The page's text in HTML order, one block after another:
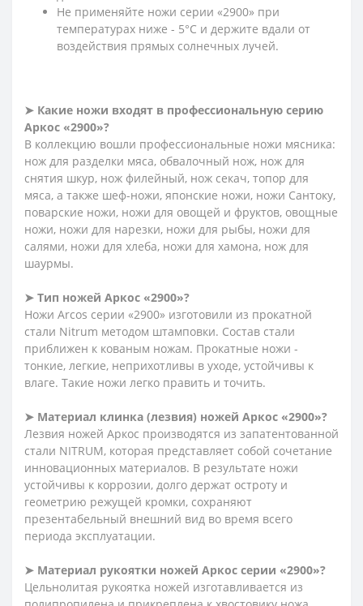
Не применяйте ножи серии «2900» при
температурах ниже - 5°С и держите вдали от
воздействия прямых солнечных лучей.
➤ Какие ножи входят в профессиональную серию
Аркос «2900»?
В коллекцию вошли профессиональные ножи мясника:
нож для разделки мяса, обвалочный нож, нож для
снятия шкур, нож филейный, нож секач, топор для
мяса, а также шеф-ножи, японские ножи, ножи Сантоку,
поварские ножи, ножи для овощей и фруктов, овощные
ножи, ножи для нарезки, ножи для рыбы, ножи для
салями, ножи для хлеба, ножи для хамона, нож для
шаурмы.
➤ Тип ножей Аркос «2900»?
Ножи Arcos серии «2900» изготовили из прокатной
стали Nitrum методом штамповки. Состав стали
приближен к кованым ножам. Прокатные ножи -
тонкие, легкие, неприхотливы в уходе, устойчивы к
влаге. Такие ножи легко править и точить.
➤ Материал клинка (лезвия) ножей Аркос «2900»?
Лезвия ножей Аркос производятся из запатентованной
стали NITRUM, которая представляет собой сочетание
инновационных материалов. В результате ножи
устойчивы к коррозии, долго держат остроту и
геометрию режущей кромки, сохраняют
презентабельный внешний вид во время всего
периода эксплуатации.
➤ Материал рукоятки ножей Аркос серии «2900»?
Цельнолитая рукоятка ножей изготавливается из